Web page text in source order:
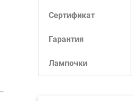
Сертификат
Гарантия
Лампочки